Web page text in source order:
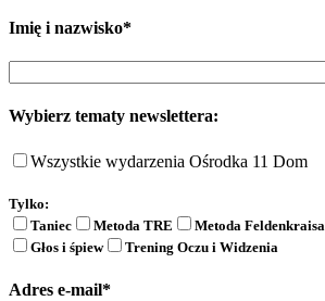
Imię i nazwisko*
Wybierz tematy newslettera:
Wszystkie wydarzenia Ośrodka 11 Dom
Tylko:
Taniec
Metoda TRE Metoda Feldenkraisa
Głos i śpiew
Trening Oczu i Widzenia
Adres e-mail*